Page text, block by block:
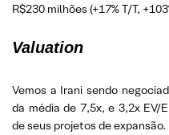
R$230 milhões (+17% T/T,
Valuation
Vemos a Irani sendo
da média de 7,5x, e 3,2x EV/
de seus projetos de